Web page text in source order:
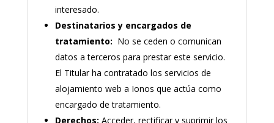
interesado.
Destinatarios y encargados de
tratamiento: No se ceden o comunican
datos a terceros para prestar este servicio.
El Titular ha contratado los servicios de
alojamiento web a Ionos que actúa como
encargado de tratamiento.
Derechos: Acceder, rectificar y suprimir los